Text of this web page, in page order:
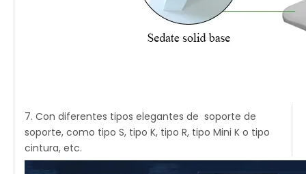
7. Con diferentes tipos elegantes de soporte de
soporte, como tipo S, tipo K, tipo R, tipo Mini K o tipo
cintura, etc.